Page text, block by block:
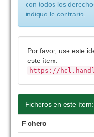
con todos los
indique lo contrario.
Por favor, use este
este ítem:
https://
Ficheros en este ítem:
Fichero